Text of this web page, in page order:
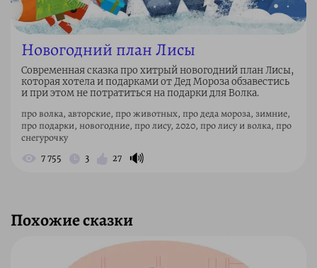
Новогодний план Лисы
Современная сказка про хитрый новогодний план Лисы,
которая хотела и подарками от Дед Мороза обзавестись
и при этом не потратиться на подарки для Волка.
про волка, авторские, про животных, про деда мороза, зимние,
про подарки, новогодние, про лису, 2020, про лису и волка, про
снегурочку
7 755 3 27 🔊
Похожие сказки